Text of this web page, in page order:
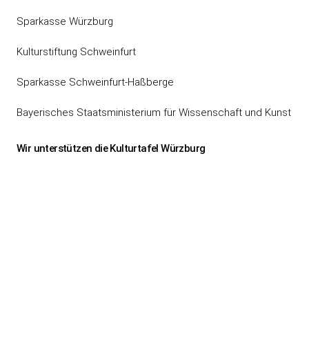
Sparkasse Würzburg
Kulturstiftung Schweinfurt
Sparkasse Schweinfurt-Haßberge
Bayerisches Staatsministerium für Wissenschaft und Kunst
Wir unterstützen die Kulturtafel Würzburg